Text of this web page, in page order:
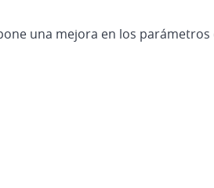
una mejora en los parámetros